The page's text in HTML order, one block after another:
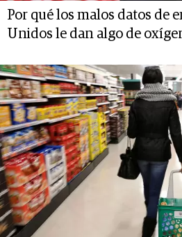
Por qué los malos datos de
Unidos le dan algo de